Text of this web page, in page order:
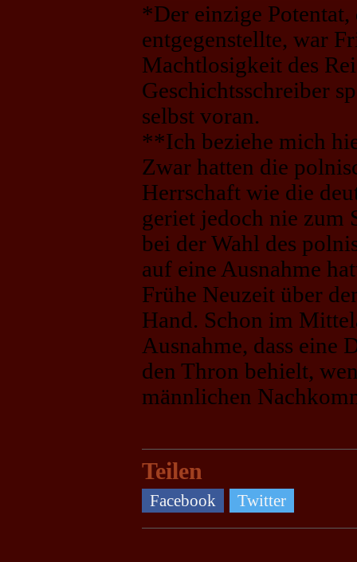
*Der einzige
entgegenstellte, war
Machtlosigkeit des
Geschichtsschreiber
selbst voran.
**Ich beziehe mich
Zwar hatten die
Herrschaft wie die
geriet jedoch nie zum
bei der Wahl des
auf eine Ausnahme
Frühe Neuzeit über
Hand. Schon im
Ausnahme, dass eine
den Thron behielt,
männlichen
Teilen
Facebook Twitter